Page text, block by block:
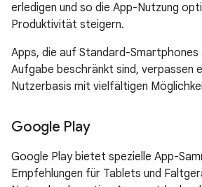
erledigen und so die App-Nutzung
Produktivität steigern.
Apps, die auf Standard-Smartphones
Aufgabe beschränkt sind, verpassen
Nutzerbasis mit vielfältigen
Google Play
Google Play bietet spezielle App-
Empfehlungen für Tablets und